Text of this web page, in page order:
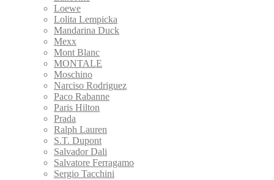
Loewe
Lolita Lempicka
Mandarina Duck
Mexx
Mont Blanc
MONTALE
Moschino
Narciso Rodriguez
Paco Rabanne
Paris Hilton
Prada
Ralph Lauren
S.T. Dupont
Salvador Dali
Salvatore Ferragamo
Sergio Tacchini